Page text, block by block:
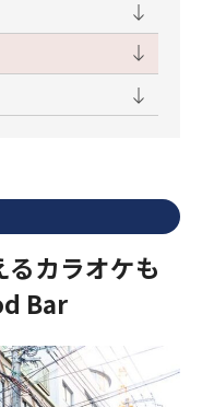
カラオケも
Bar